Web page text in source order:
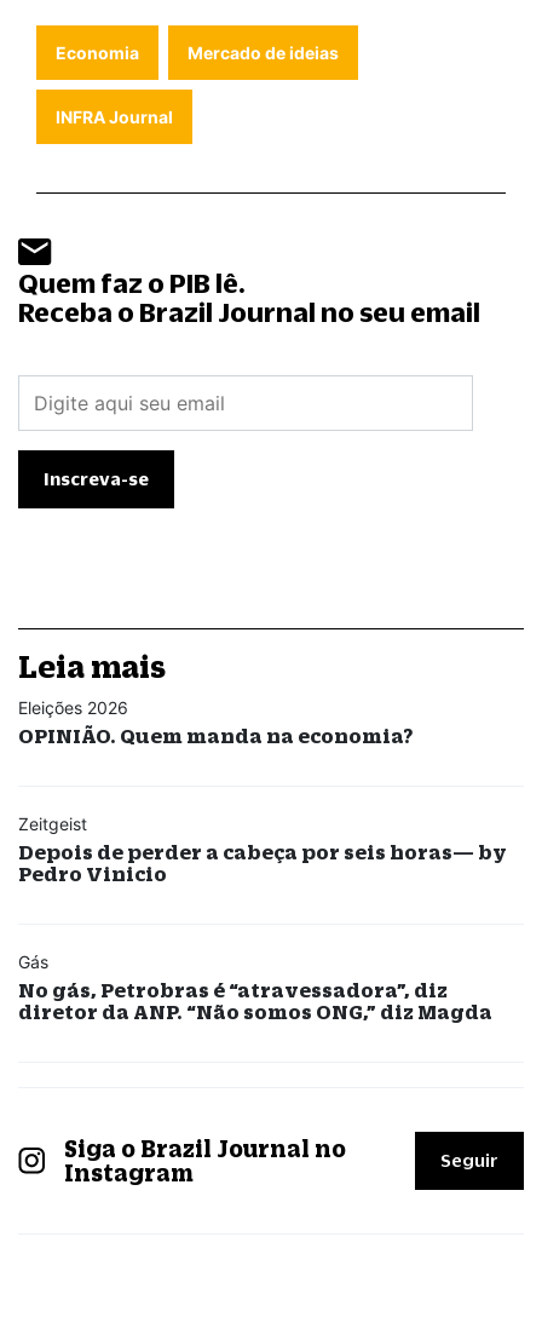
Economia Mercado de ideias
INFRA Journal
Quem faz o PIB lê.
Receba o Brazil Journal no seu email
Leia mais
Eleições 2026
OPINIÃO. Quem manda na economia?
Zeitgeist
Depois de perder a cabeça por seis horas— by
Pedro Vinicio
Gás
No gás, Petrobras é “atravessadora”, diz
diretor da ANP. “Não somos ONG,” diz Magda
Siga o Brazil Journal no
Instagram
Seguir